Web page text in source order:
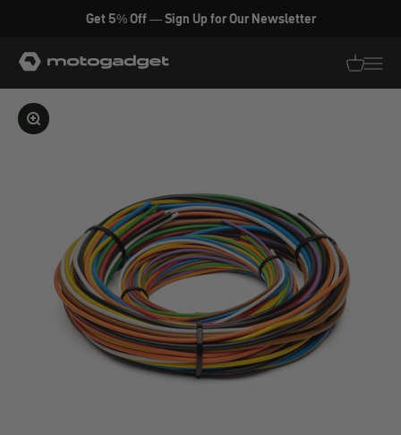
Zum Inhalt springen
Get 5% Off — Sign Up for Our Newsletter
motogadget GmbH
Bild vergrößern